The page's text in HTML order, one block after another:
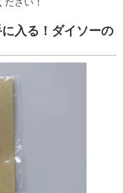
入る！ダイソーの